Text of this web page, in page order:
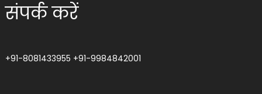
संपर्क करें
+91-8081433955 +91-9984842001